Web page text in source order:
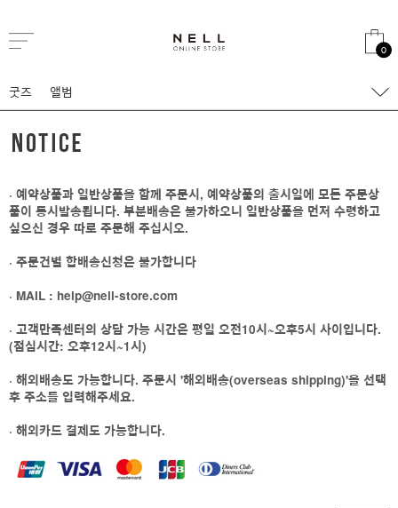
0
굿즈 앨범
· 예약상품과 일반상품을 함께 주문시, 예약상품의 출시일에 모든 주문상
품이 동시발송됩니다. 부분배송은 불가하오니 일반상품을 먼저 수령하고
싶으신 경우 따로 주문해 주십시오.
· 주문건별 합배송신청은 불가합니다
· MAIL : help@nell-store.com
· 고객만족센터의 상담 가능 시간은 평일 오전10시~오후5시 사이입니다.
(점심시간: 오후12시~1시)
· 해외배송도 가능합니다. 주문시 '해외배송(overseas shipping)'을 선택
후 주소를 입력해주세요.
· 해외카드 결제도 가능합니다.